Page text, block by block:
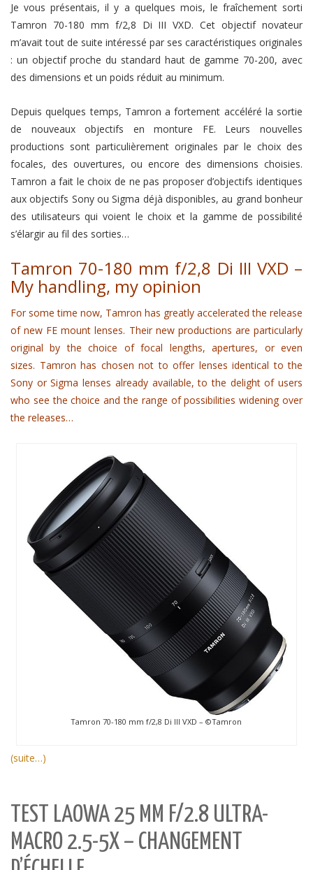
Je vous présentais, il y a quelques mois, le fraîchement sorti
Tamron 70-180 mm f/2,8 Di III VXD. Cet objectif novateur
m’avait tout de suite intéressé par ses caractéristiques originales
: un objectif proche du standard haut de gamme 70-200, avec
des dimensions et un poids réduit au minimum.
Depuis quelques temps, Tamron a fortement accéléré la sortie
de nouveaux objectifs en monture FE. Leurs nouvelles
productions sont particulièrement originales par le choix des
focales, des ouvertures, ou encore des dimensions choisies.
Tamron a fait le choix de ne pas proposer d’objectifs identiques
aux objectifs Sony ou Sigma déjà disponibles, au grand bonheur
des utilisateurs qui voient le choix et la gamme de possibilité
s’élargir au fil des sorties…
Tamron 70-180 mm f/2,8 Di III VXD –
My handling, my opinion
For some time now, Tamron has greatly accelerated the release
of new FE mount lenses. Their new productions are particularly
original by the choice of focal lengths, apertures, or even
sizes. Tamron has chosen not to offer lenses identical to the
Sony or Sigma lenses already available, to the delight of users
who see the choice and the range of possibilities widening over
the releases…
Tamron 70-180 mm f/2,8 Di III VXD –©Tamron
(suite…)
TEST LAOWA 25 MM F/2.8 ULTRA-
MACRO 2.5-5X – CHANGEMENT